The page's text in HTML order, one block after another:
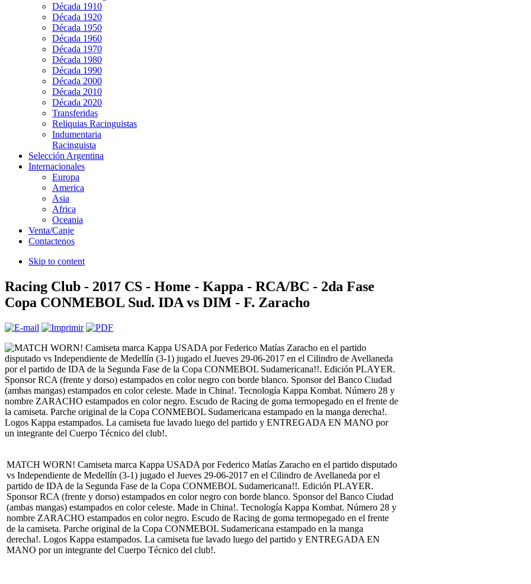
Década 1910
Década 1920
Década 1950
Década 1960
Década 1970
Década 1980
Década 1990
Década 2000
Década 2010
Década 2020
Transferidas
Reliquias Racinguistas
Indumentaria
Racinguista
Selección Argentina
Internacionales
Europa
America
Asia
Africa
Oceania
Venta/Canje
Contactenos
Skip to content
Racing Club - 2017 CS - Home - Kappa - RCA/BC - 2da Fase
Copa CONMEBOL Sud. IDA vs DIM - F. Zaracho
MATCH WORN! Camiseta marca Kappa USADA por Federico Matías Zaracho en el partido disputado
vs Independiente de Medellín (3-1) jugado el Jueves 29-06-2017 en el Cilindro de Avellaneda por el
partido de IDA de la Segunda Fase de la Copa CONMEBOL Sudamericana!!. Edición PLAYER.
Sponsor RCA (frente y dorso) estampados en color negro con borde blanco. Sponsor del Banco Ciudad
(ambas mangas) estampados en color celeste. Made in China!. Tecnología Kappa Kombat. Número 28 y
nombre ZARACHO estampados en color negro. Escudo de Racing de goma termopegado en el frente
de la camiseta. Parche original de la Copa CONMEBOL Sudamericana estampado en la manga
derecha!. Logos Kappa estampados. La camiseta fue lavado luego del partido y ENTREGADA EN
MANO por un integrante del Cuerpo Técnico del club!.